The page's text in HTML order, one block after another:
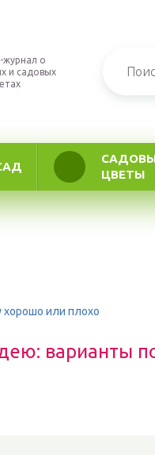
журнал о
и садовых
ЦВЕТЫ
или плохо
варианты